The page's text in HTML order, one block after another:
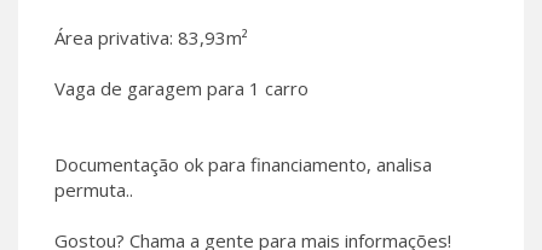
Área privativa: 83,93m²
Vaga de garagem para 1 carro
Documentação ok para financiamento, analisa
permuta..
Gostou? Chama a gente para mais informações!